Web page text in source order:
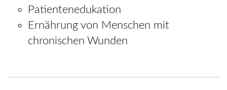
Patientenedukation
Ernährung von Menschen mit
chronischen Wunden